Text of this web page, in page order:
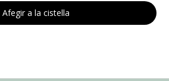
Afegir a la cistella